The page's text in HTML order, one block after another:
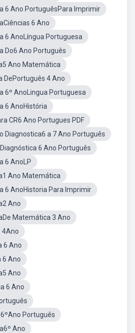
6 Ano PortuguêsPara Imprimir
6 Ano
6 AnoLíngua Portuguesa
Do6 Ano Português
Ano Matemática
DePortuguês 4 Ano
6º AnoLingua Portuguesa
6 AnoHistória
CR6 Ano Portugues PDF
Diagnostica6 a 7 Ano Português
6 Ano Português
6 AnoLP
Ano Matemática
6 AnoHistoria Para Imprimir
Ano
Matemática 3 Ano
4Ano
6 Ano
6 Ano
Ano
6 Ano
Português
Ano